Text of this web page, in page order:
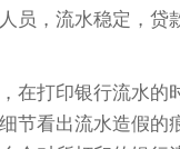
员，流水稳定，贷
打印银行流水的
节看出流水造假的